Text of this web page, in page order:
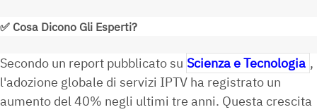
✅ Cosa Dicono Gli Esperti?
Secondo un report pubblicato su Scienza e Tecnologia ,
l'adozione globale di servizi IPTV ha registrato un
aumento del 40% negli ultimi tre anni. Questa crescita